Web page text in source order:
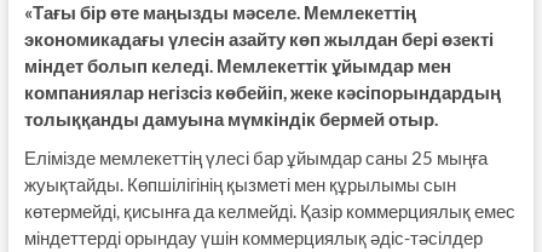
«Тағы бір өте маңызды мәселе. Мемлекеттің
экономикадағы үлесін азайту көп жылдан бері өзекті
міндет болып келеді. Мемлекеттік ұйымдар мен
компаниялар негізсіз көбейіп, жеке кәсіпорындардың
толыққанды дамуына мүмкіндік бермей отыр.
Елімізде мемлекеттің үлесі бар ұйымдар саны 25 мыңға
жуықтайды. Көпшілігінің қызметі мен құрылымы сын
көтермейді, қисынға да келмейді. Қазір коммерциялық емес
міндеттерді орындау үшін коммерциялық әдіс-тәсілдер